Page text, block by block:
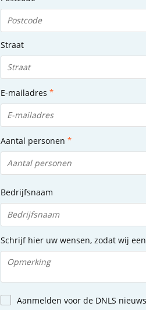
Straat
E-mailadres
Aantal personen
Bedrijfsnaam
Schrijf hier uw wensen, zodat wij
Aanmelden voor de DNLS